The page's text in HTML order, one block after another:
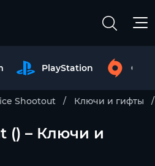
PlayStation
Shootout Ключи и гифты
() – Ключи и